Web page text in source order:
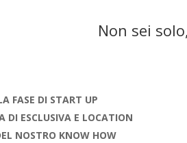
Non sei
FASE DI START UP
DI ESCLUSIVA E LOCATION
NOSTRO KNOW HOW